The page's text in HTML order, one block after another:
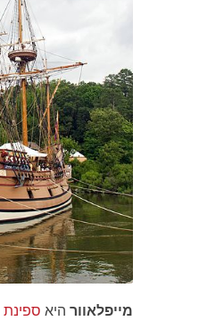
מייפלאוור היא ספינת